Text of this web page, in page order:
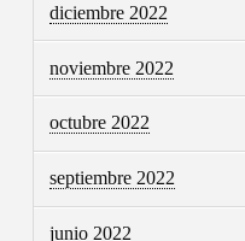
diciembre 2022
noviembre 2022
octubre 2022
septiembre 2022
junio 2022